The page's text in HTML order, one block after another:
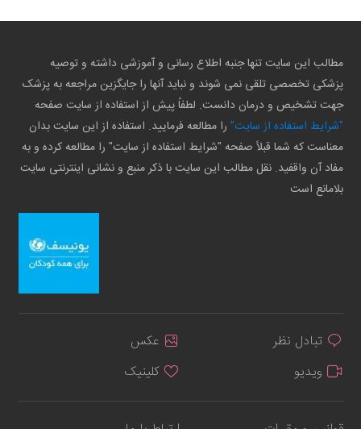
مطالب این سایت تنها جنبه اطلاع رسانی و آموزشی داشته و توصیه
پزشکی تخصصی تلقی نمی شوند و نباید آنها را جایگزین مراجعه به پزشک
جهت تشخیص و درمان دانست. لطفاً پیش از استفاده از سایت صفحه
"شرایط استفاده از سایت" را مطالعه فرمایید. استفاده از این سایت بدان
معناست که شما قبلاً صفحه "شرایط استفاده از سایت" را مطالعه کرده و به
مفاد آن واقفید. نقل مطالب این سایت با ذکر منبع و نشانی اینترنتی سایت
بلامانع است
تبادل نظر
عکس
ویدیو
کلینیک